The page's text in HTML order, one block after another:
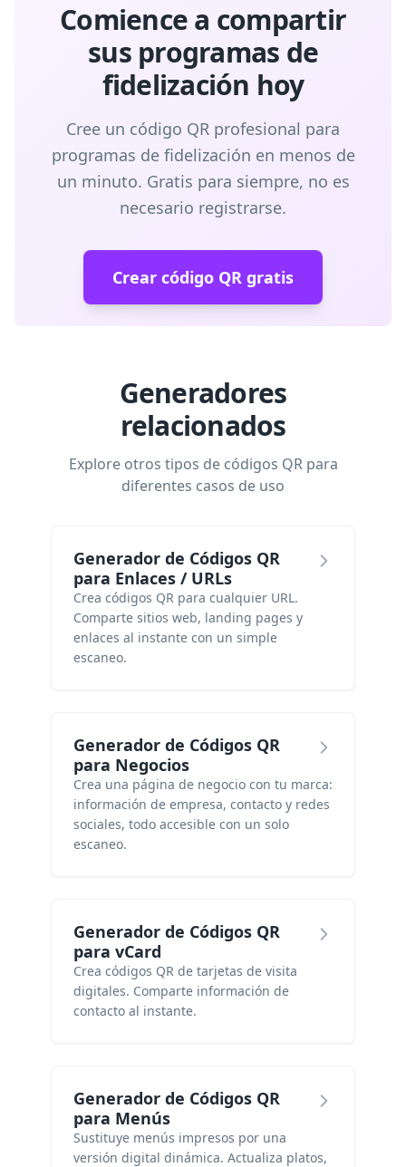
Comience a compartir
sus programas de
fidelización hoy
Cree un código QR profesional para
programas de fidelización en menos de
un minuto. Gratis para siempre, no es
necesario registrarse.
Crear código QR gratis
Generadores
relacionados
Explore otros tipos de códigos QR para
diferentes casos de uso
Generador de Códigos QR
para Enlaces / URLs
Crea códigos QR para cualquier URL.
Comparte sitios web, landing pages y
enlaces al instante con un simple
escaneo.
Generador de Códigos QR
para Negocios
Crea una página de negocio con tu marca:
información de empresa, contacto y redes
sociales, todo accesible con un solo
escaneo.
Generador de Códigos QR
para vCard
Crea códigos QR de tarjetas de visita
digitales. Comparte información de
contacto al instante.
Generador de Códigos QR
para Menús
Sustituye menús impresos por una
versión digital dinámica. Actualiza platos,